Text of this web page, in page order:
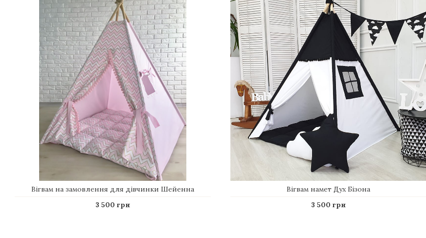
Вігвам на замовлення для дівчинки Шейенна
3 500 грн
Вігвам намет Дух Бізона
3 500 грн